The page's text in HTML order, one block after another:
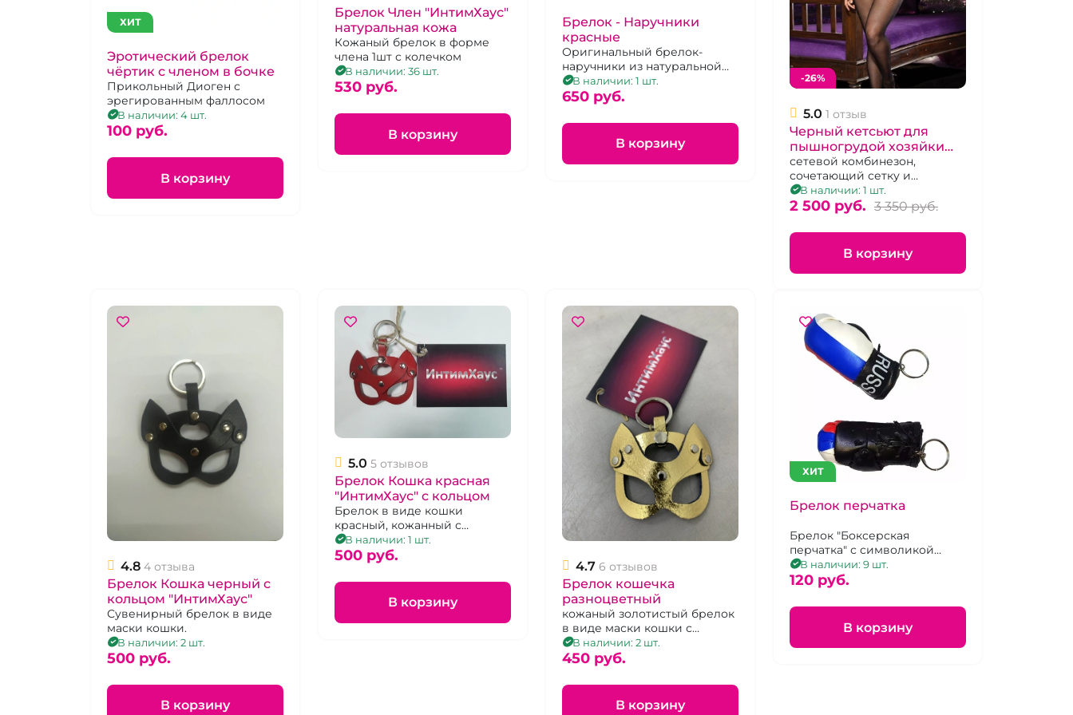
ХИТ
Эротический брелок
чёртик с членом в бочке
Прикольный Диоген с
эрегированным фаллосом
В наличии: 4 шт.
100 pуб.
В корзину
Брелок Член "ИнтимХаус"
натуральная кожа
Кожаный брелок в форме
члена 1шт с колечком
В наличии: 36 шт.
530 pуб.
В корзину
Брелок - Наручники
красные
Оригинальный брелок-
наручники из натуральной
кожи красного цвета с
черной вставкой и
заклепками
В наличии: 1 шт.
650 pуб.
В корзину
-26%
5.0 1 отзыв
Черный кетсьют для
пышногрудой хозяйки
«Hot» Пантера
сетевой комбинезон,
сочетающий сетку и
кружево, с американской
проймой и открытой спиной,
р. 46 — 54.
В наличии: 1 шт.
2 500 pуб. 3 350 pуб.
В корзину
4.8 4 отзыва
Брелок Кошка черный с
кольцом "ИнтимХаус"
Сувенирный брелок в виде
маски кошки.
В наличии: 2 шт.
500 pуб.
В корзину
5.0 5 отзывов
Брелок Кошка красная
"ИнтимХаус" с кольцом
Брелок в виде кошки
красный, кожанный с
металлическим кольцом.
В наличии: 1 шт.
500 pуб.
В корзину
4.7 6 отзывов
Брелок кошечка
разноцветный
кожаный золотистый брелок
в виде маски кошки с
металлическим кольцом
В наличии: 2 шт.
450 pуб.
В корзину
ХИТ
Брелок перчатка
Брелок "Боксерская
перчатка" с символикой
России
В наличии: 9 шт.
120 pуб.
В корзину